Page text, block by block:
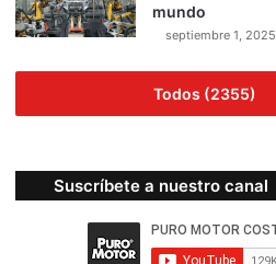
mundo
septiembre 1, 2025
Todos (2355)
Suscríbete a nuestro canal